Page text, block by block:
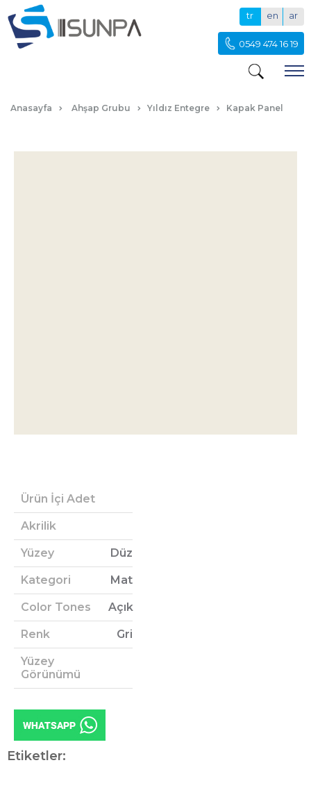
tr en ar
0549 474 16 19
Anasayfa Ahşap Grubu Yıldız Entegre Kapak Panel
Ürün İçi Adet
Akrilik
Yüzey Düz
Kategori Mat
Color Tones Açık
Renk Gri
Yüzey
Görünümü
Etiketler: